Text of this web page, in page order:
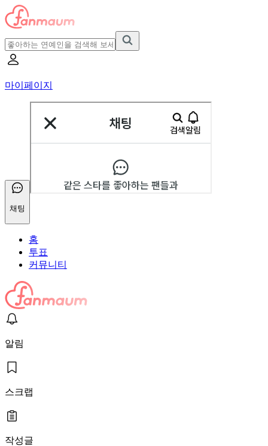
마이페이지
채팅
홈
투표
커뮤니티
알림
스크랩
작성글